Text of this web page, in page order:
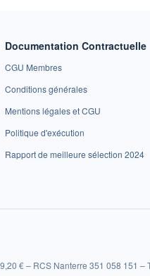
Documentation Contractuelle
CGU Membres
Conditions générales
Mentions légales et CGU
Politique d'exécution
Rapport de meilleure sélection 2024
€ – RCS Nanterre 351 058 151